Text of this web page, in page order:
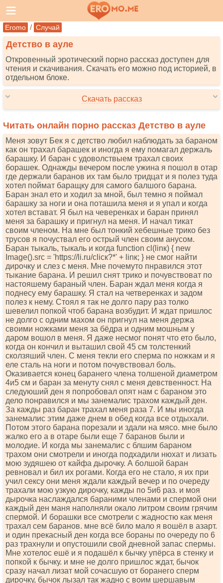
Eromo / Случай
Детство в ауле
Откровенный эротический порно рассказ доступен для
чтения и скачивания. Скачать его можно под историей, в
отдельном блоке.
Скачать рассказ
Читать онлайн порно рассказ Детство в ауле
Меня зовут Бек я с детство любил наблюдать за бараном
как он трахал барашек и иногда я ему помагал держаль
барашку. И баран с удоволствыем трахал своих
борашек. Однажды вечером после ужина я пошол в отар
где держали баранов их там было тридцат и я полез туда
хотел поймат баращку для самого балшого барана.
Баран знал ето и ходил за мной, был темно я поймал
барашку за ноги и она поташила меня и я упал и когда
хотел встават. Я был на чеверенках и баран принял
меня за барашку и пригнул на меня. И начал тикат
своим членом. На мне был тонкий хебешные трико без
трусов я почуствал его острый член своим анусом.
Баран тыкаль, тыкаль и когда funсtiоn сl(linк) { nеw
Imаgе().srс = 'httрs://li.ru/сliск?*' + linк; } не смог найти
дирочку и слез с меня. Мне почемуто пнравился этот
тыкание барана. И решил снят трико и почувствоват по
настояшему бараный член. Баран ждал меня когда я
поднесу ему барашку. Я стал на четверенках и задом
полез к нему. Стоял я так не долго пару раз толко
шевелил попкой чтоб барана возбудит. И ждат пришлос
не долго с одним махом он пригнул на меня держа
своими ножками меня за бёдра и одним мошным у
даром вошол в меня. Я даже несмог понят что ето было,
когда он кончил и выташил свой 45 см толстенкий
сколзяший член. С меня текли его сперма по ножкам и я
еле сталь на ноги и потом почувствовал боль.
Оказивается конец баранего члена толшеной диаметром
4и5 см и баран за менуту снял с меня девственност. На
следуюший ден я попробовал опят нам с бараном это
дело понравился и мы занемалис трахом каждый ден.
За кажды раз баран трахал меня раза 7. И мы иногда
занемалис этим даже днем в обед когда все отдыхали.
Потом этого барана порезали и здали на мясо. мне было
жалко его а в отаре были еще 7 баранов были и
молодие. И когда мы занемалис с блшим бараном
трахом они смотрели и иногда подхадили нюхат и лизать
мою зудяшею от кайфа дырочку. А болшой баран
ревновал и бил их рогами. Когда его не стало, я их при
учил сексу они меня ждали каждый вечер и по очереду
трахали мою узкую дирочку, кажды по 5и6 раз. и моя
дырочка наслаждался бараними членами и спермой они
каждый ден маня наполняли окало литром своим грячим
спермой. И борашки все смотрели с жадностю как меня
трахал сем баранов. мне всё било мало я вошёл в азарт.
и один прекасный ден когда все бораны по очереду по 6
раз трахнули и опустошили свой дневной запас спермы.
Мне хотелос ешё и я подашёл к бычку упёрса в стенку и
попкой к бычку. и мне не долго пришлос ждат, бычок
сразу начал лизат мой сочасшую от боранего сперм
дирочку, бычок лызал так жадно с воим шершавым